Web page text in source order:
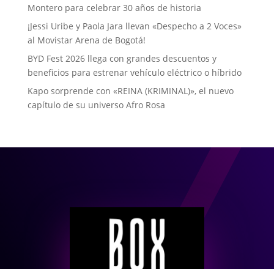
Montero para celebrar 30 años de historia
¡Jessi Uribe y Paola Jara llevan «Despecho a 2 Voces»
al Movistar Arena de Bogotá!
BYD Fest 2026 llega con grandes descuentos y
beneficios para estrenar vehículo eléctrico o híbrido
Kapo sorprende con «REINA (KRIMINAL)», el nuevo
capítulo de su universo Afro Rosa